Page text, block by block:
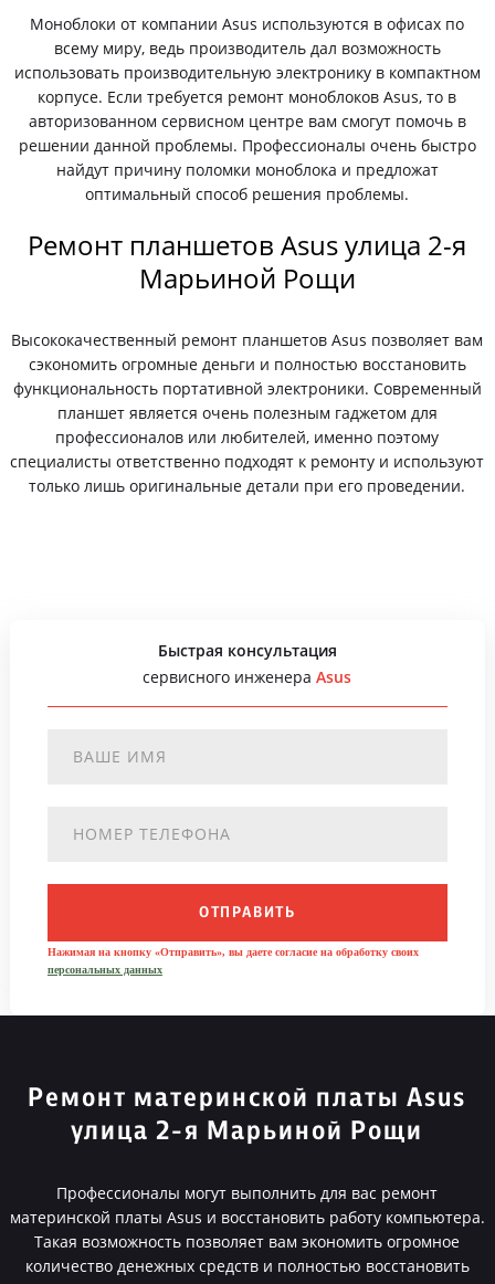
Моноблоки от компании Asus используются в офисах по
всему миру, ведь производитель дал возможность
использовать производительную электронику в компактном
корпусе. Если требуется ремонт моноблоков Asus, то в
авторизованном сервисном центре вам смогут помочь в
решении данной проблемы. Профессионалы очень быстро
найдут причину поломки моноблока и предложат
оптимальный способ решения проблемы.
Ремонт планшетов Asus улица 2-я
Марьиной Рощи
Высококачественный ремонт планшетов Asus позволяет вам
сэкономить огромные деньги и полностью восстановить
функциональность портативной электроники. Современный
планшет является очень полезным гаджетом для
профессионалов или любителей, именно поэтому
специалисты ответственно подходят к ремонту и используют
только лишь оригинальные детали при его проведении.
Быстрая консультация
сервисного инженераAsus
ОТПРАВИТЬ
Нажимая на кнопку «Отправить», вы даете согласие на обработку своих
персональных данных
Ремонт материнской платы Asus
улица 2-я Марьиной Рощи
Профессионалы могут выполнить для вас ремонт
материнской платы Asus и восстановить работу компьютера.
Такая возможность позволяет вам экономить огромное
количество денежных средств и полностью восстановить